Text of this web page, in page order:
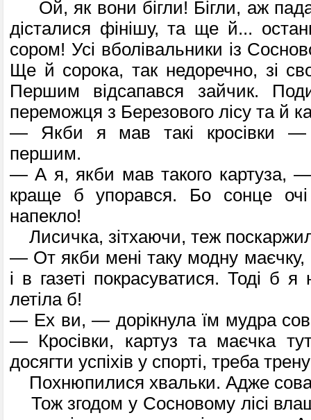
Ой, як вони бігли! Бігли, аж
дісталися фінішу, та ще й...
сором! Усі вболівальники із
Ще й сорока, так недоречно, зі
Першим відсапався зайчик.
переможця з Березового лісу та й
— Якби я мав такі кросівки —
першим.
— А я, якби мав такого картуза,
краще б упорався. Бо сонце очі
напекло!
Лисичка, зітхаючи, теж
— От якби мені таку модну
і в газеті покрасуватися. Тоді б
летіла б!
— Ех ви, — дорікнула їм мудра
— Кросівки, картуз та маєчка
досягти успіхів у спорті, треба
Похнюпилися хвальки. Адже
Тож згодом у Сосновому лісі